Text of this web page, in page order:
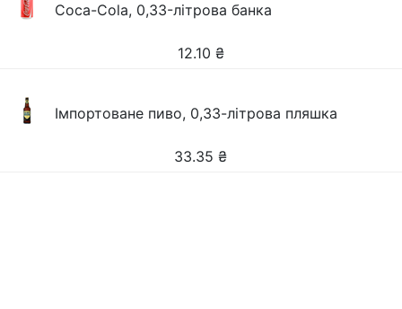
Coca-Cola, 0,33-літрова банка
12.10 ₴
Імпортоване пиво, 0,33-літрова пляшка
33.35 ₴